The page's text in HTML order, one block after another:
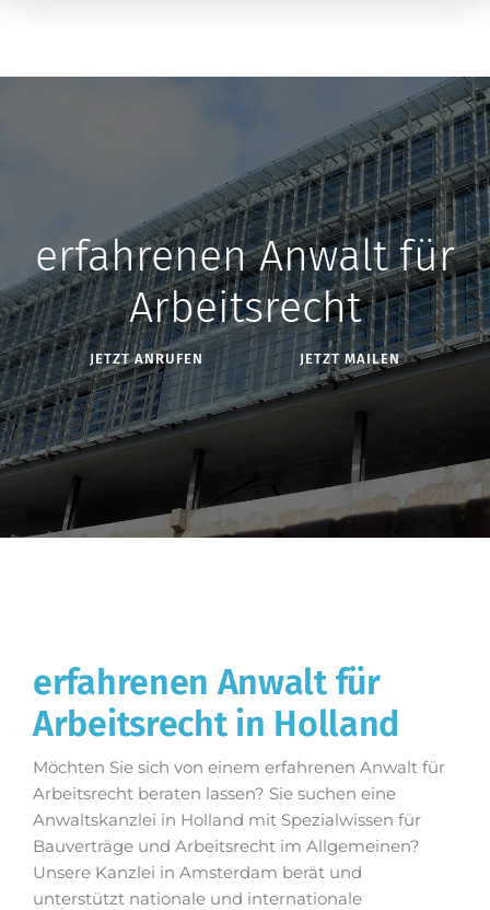
erfahrenen Anwalt für
Arbeitsrecht
JETZT ANRUFEN JETZT MAILEN
erfahrenen Anwalt für
Arbeitsrecht in Holland
Möchten Sie sich von einem erfahrenen Anwalt für
Arbeitsrecht beraten lassen? Sie suchen eine
Anwaltskanzlei in Holland mit Spezialwissen für
Bauverträge und Arbeitsrecht im Allgemeinen?
Unsere Kanzlei in Amsterdam berät und
unterstützt nationale und internationale